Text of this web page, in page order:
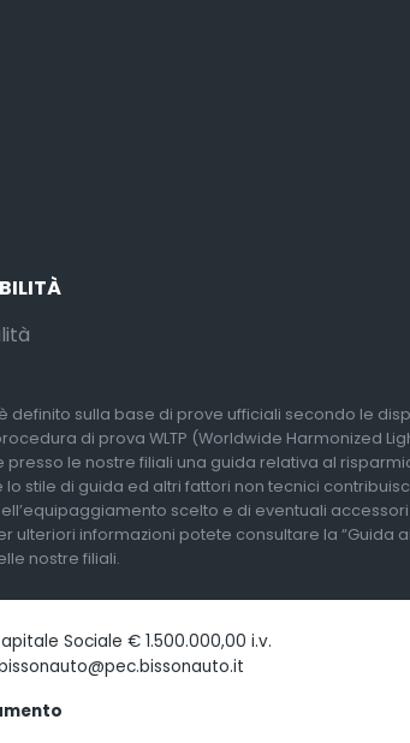
sulla base di prove ufficiali secondo le
di prova WLTP (Worldwide Harmonized
le nostre filiali una guida relativa al
stile di guida ed altri fattori non tecnici
scelto e di eventuali
informazioni potete consultare la “Guida
nostre filiali.
Sociale € 1.500.000,00 i.v.